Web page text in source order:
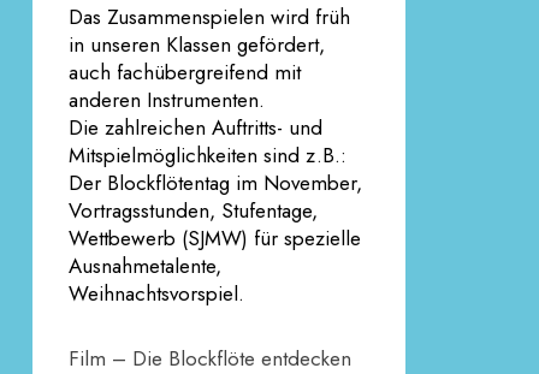
Das Zusammenspielen wird früh
in unseren Klassen gefördert,
auch fachübergreifend mit
anderen Instrumenten.
Die zahlreichen Auftritts- und
Mitspielmöglichkeiten sind z.B.:
Der Blockflötentag im November,
Vortragsstunden, Stufentage,
Wettbewerb (SJMW) für spezielle
Ausnahmetalente,
Weihnachtsvorspiel.
Film – Die Blockflöte entdecken